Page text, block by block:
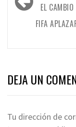
de
entradas
EL
FIFA
DEJA UN
Tu dirección de